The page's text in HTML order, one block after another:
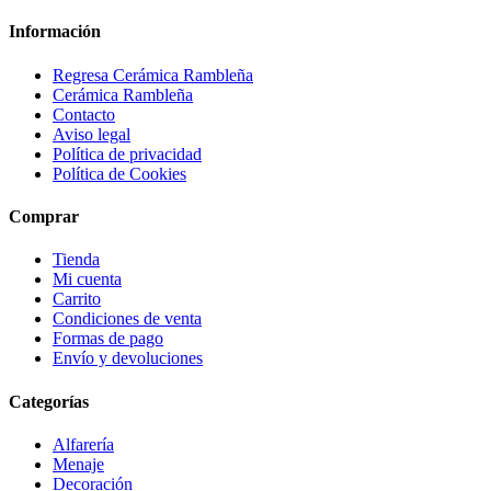
Información
Regresa Cerámica Rambleña
Cerámica Rambleña
Contacto
Aviso legal
Política de privacidad
Política de Cookies
Comprar
Tienda
Mi cuenta
Carrito
Condiciones de venta
Formas de pago
Envío y devoluciones
Categorías
Alfarería
Menaje
Decoración